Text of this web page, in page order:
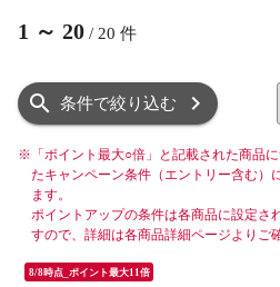
1 ～ 20 / 20 件
条件で絞り込む
※ 「ポイント最大○倍」と記載された商品
たキャンペーン条件（エントリー含む）
ます。
ポイントアップの条件は各商品に設定さ
すので、詳細は各商品詳細ページよりご
8/8時点_ポイント最大11倍